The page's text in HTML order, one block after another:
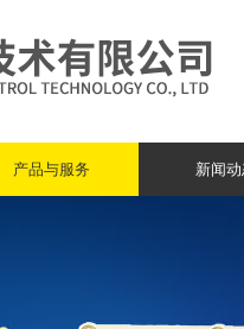
产品与服务 新闻